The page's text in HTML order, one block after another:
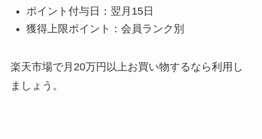
ポイント付与日：翌月15日
獲得上限ポイント：会員ランク別
楽天市場で月20万円以上お買い物するなら利用し
ましょう。